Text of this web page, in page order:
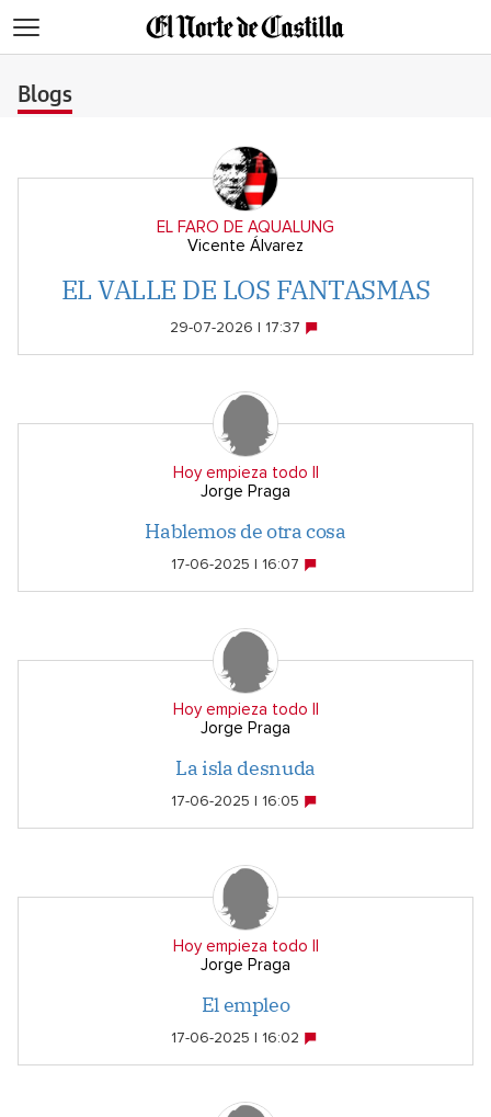
Blogs
EL FARO DE AQUALUNG
Vicente Álvarez
EL VALLE DE LOS FANTASMAS
29-07-2026 | 17:37
Hoy empieza todo II
Jorge Praga
Hablemos de otra cosa
17-06-2025 | 16:07
Hoy empieza todo II
Jorge Praga
La isla desnuda
17-06-2025 | 16:05
Hoy empieza todo II
Jorge Praga
El empleo
17-06-2025 | 16:02